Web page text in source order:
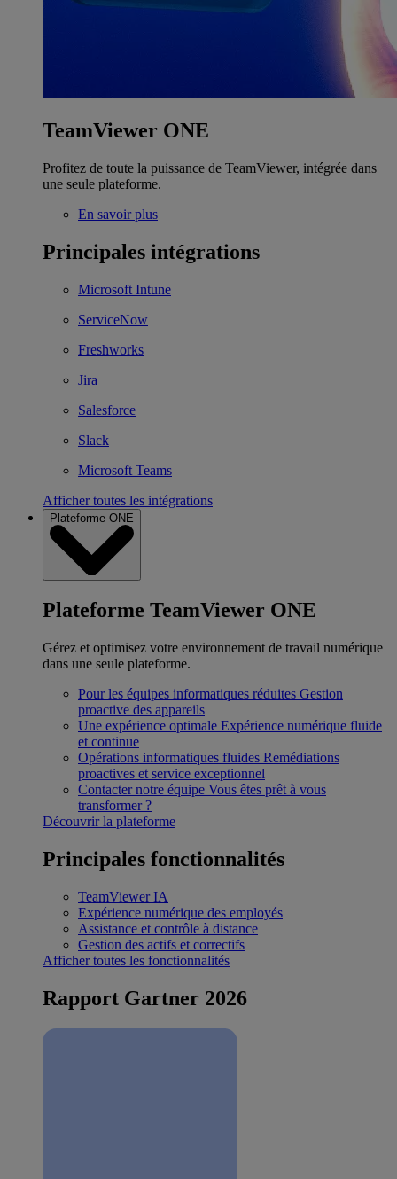
TeamViewer ONE
Profitez de toute la puissance de TeamViewer, intégrée dans
une seule plateforme.
En savoir plus
Principales intégrations
Microsoft Intune
ServiceNow
Freshworks
Jira
Salesforce
Slack
Microsoft Teams
Afficher toutes les intégrations
Plateforme ONE
Plateforme TeamViewer ONE
Gérez et optimisez votre environnement de travail numérique
dans une seule plateforme.
Pour les équipes informatiques réduites Gestion
proactive des appareils
Une expérience optimale Expérience numérique fluide
et continue
Opérations informatiques fluides Remédiations
proactives et service exceptionnel
Contacter notre équipe Vous êtes prêt à vous
transformer ?
Découvrir la plateforme
Principales fonctionnalités
TeamViewer IA
Expérience numérique des employés
Assistance et contrôle à distance
Gestion des actifs et correctifs
Afficher toutes les fonctionnalités
Rapport Gartner 2026